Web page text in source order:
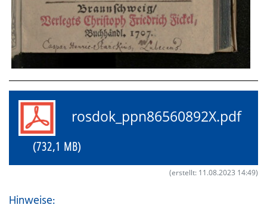
rosdok_ppn86560892X.pdf
(732,1 MB)
(erstellt: 11.08.2023 14:49)
Hinweise: